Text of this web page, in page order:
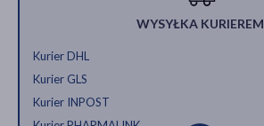
WYSYŁKA KURIEREM
Kurier DHL
Kurier GLS
Kurier INPOST